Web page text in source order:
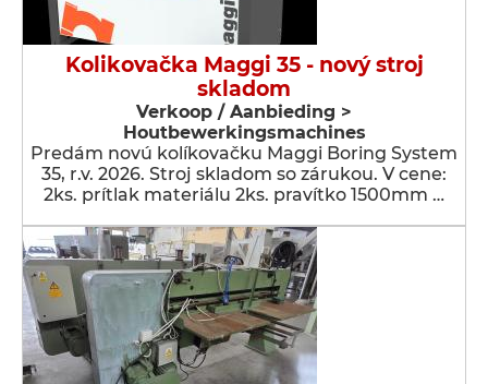
Kolikovačka Maggi 35 - nový stroj
skladom
Verkoop / Aanbieding >
Houtbewerkingsmachines
Predám novú kolíkovačku Maggi Boring System
35, r.v. 2026. Stroj skladom so zárukou. V cene:
2ks. prítlak materiálu 2ks. pravítko 1500mm …